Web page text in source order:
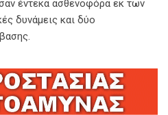
έντεκα ασθενοφόρα εκ των
δυνάμεις και δύο